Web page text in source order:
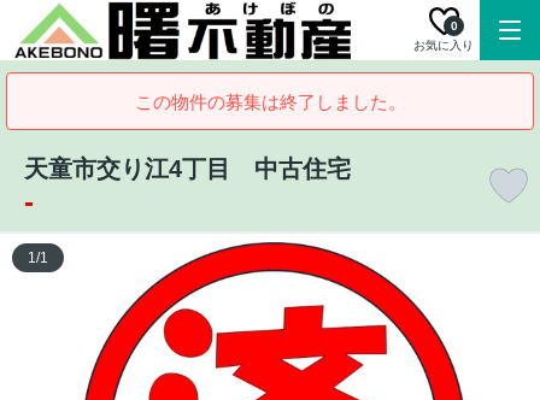
お気に入り
0
この物件の募集は終了しました。
天童市交り江4丁目 中古住宅
-
1/1